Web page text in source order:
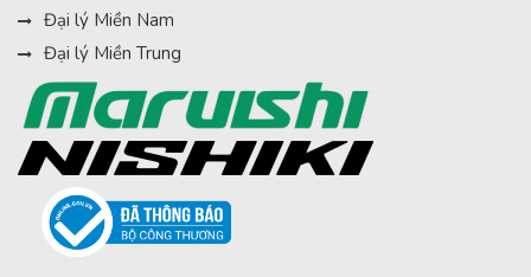
Đại lý Miền Nam
Đại lý Miền Trung